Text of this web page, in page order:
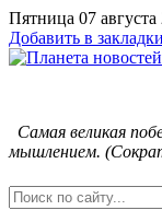
Пятница 07 августа
Добавить в закладки
Самая великая
мышлением.